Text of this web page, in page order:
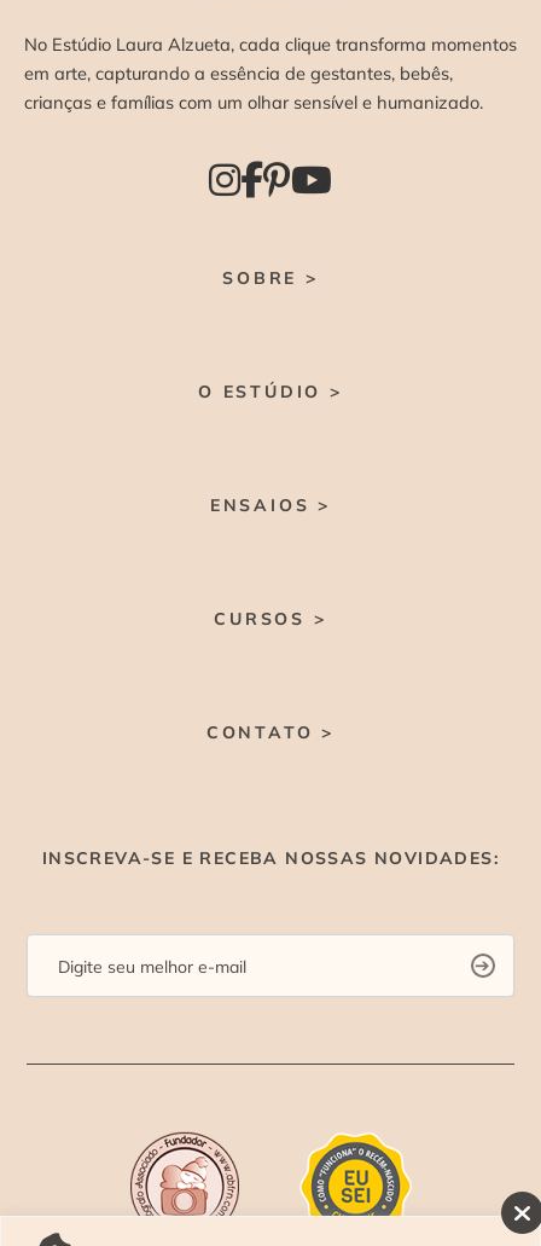
No Estúdio Laura Alzueta, cada clique transforma momentos
em arte, capturando a essência de gestantes, bebês,
crianças e famílias com um olhar sensível e humanizado.
SOBRE >
O ESTÚDIO >
ENSAIOS >
CURSOS >
CONTATO >
INSCREVA-SE E RECEBA NOSSAS NOVIDADES: